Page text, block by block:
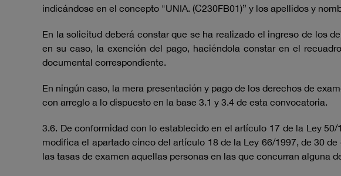
indicándose en el concepto "UNIA. (C230FB01)” y los apellidos y
En la solicitud deberá constar que se ha realizado el ingreso de los
en su caso, la exención del pago, haciéndola constar en el
documental correspondiente.
En ningún caso, la mera presentación y pago de los derechos de
con arreglo a lo dispuesto en la base 3.1 y 3.4 de esta convocatoria.
3.6. De conformidad con lo establecido en el artículo 17 de la Ley
modifica el apartado cinco del artículo 18 de la Ley 66/1997, de 30
las tasas de examen aquellas personas en las que concurran alguna